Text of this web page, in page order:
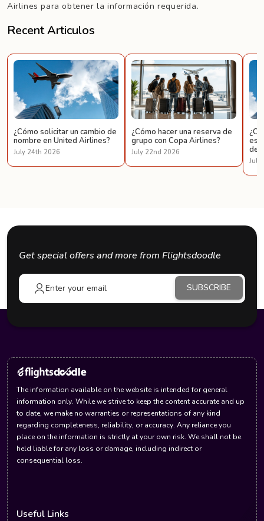
Airlines para obtener la información requerida.
Recent Articulos
¿Cómo solicitar un cambio de
nombre en United Airlines?
July 24th 2026
¿Cómo hacer una reserva de
grupo con Copa Airlines?
July 22nd 2026
de
July
Get special offers and more from Flightsdoodle
SUBSCRIBE
The information available on the website is intended for general
information only. While we strive to keep the content accurate and up
to date, we make no warranties or representations of any kind
regarding completeness, reliability, or accuracy. Any reliance you
place on the information is strictly at your own risk. We shall not be
held liable for any loss or damage, including indirect or
consequential loss.
Useful Links